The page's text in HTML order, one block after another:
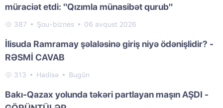
müraciət etdi: "Qızımla münasibət qurub"
387 Şou-biznes 06 avqust 2026
İlisuda Ramramay şəlaləsinə giriş niyə ödənişlidir? -
RƏSMİ CAVAB
313 Hadisə Bugün
Bakı-Qazax yolunda təkəri partlayan maşın AŞDI -